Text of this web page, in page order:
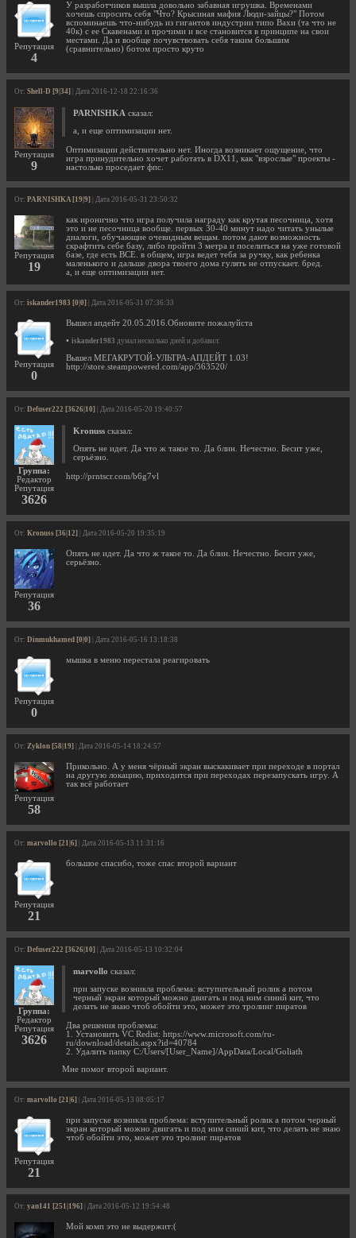
Репутация
4
У разработчиков вышла довольно забавная игрушка. Временами
хочешь спросить себя "Что? Крысиная мафия Люди-зайцы?" Потом
вспоминаешь что-нибудь из гигантов индустрии типо Вахи (та что не
40к) с ее Скавенами и прочими и все становится в принципе на свои
местами. Да и вообще почувствовать себя таким большим
(сравнительно) ботом просто круто
От: Shell-D [9|34] | Дата 2016-12-18 22:16:36
Репутация
9
PARNISHKA сказал:
а, и еще оптимизации нет.
Оптимизации действительно нет. Иногда возникает ощущение, что
игра принудительно хочет работать в DX11, как "взрослые" проекты -
настолько проседает фпс.
От: PARNISHKA [19|9] | Дата 2016-05-31 23:50:32
Репутация
19
как иронично что игра получила награду как крутая песочница, хотя
это и не песочница вообще. первых 30-40 минут надо читать унылые
диалоги, обучающие очевидным вещам. потом дают возможность
скрафтить себе базу, либо пройти 3 метра и поселиться на уже готовой
базе, где есть ВСЕ. в общем, игра ведет тебя за ручку, как ребенка
маленького и дальше двора твоего дома гулять не отпускает. бред.
а, и еще оптимизации нет.
От: iskander1983 [0|0] | Дата 2016-05-31 07:36:33
Репутация
0
Вышел апдейт 20.05.2016.Обновите пожалуйста
• iskander1983 думал несколько дней и добавил:
Вышел МЕГАКРУТОЙ-УЛЬТРА-АПДЕЙТ 1.03!
http://store.steampowered.com/app/363520/
От: Defuser222 [3626|10] | Дата 2016-05-20 19:40:57
Группа:
Редактор
Репутация
3626
Kronuss сказал:
Опять не идет. Да что ж такое то. Да блин. Нечестно. Бесит уже,
серьёзно.
http://prntscr.com/b6g7vl
От: Kronuss [36|12] | Дата 2016-05-20 19:35:19
Репутация
36
Опять не идет. Да что ж такое то. Да блин. Нечестно. Бесит уже,
серьёзно.
От: Dinmukhamed [0|0] | Дата 2016-05-16 13:18:38
Репутация
0
мышка в меню перестала реагировать
От: Zyklon [58|19] | Дата 2016-05-14 18:24:57
Репутация
58
Прикольно. А у меня чёрный экран выскакивает при переходе в портал
на другую локацию, приходится при переходах перезапускать игру. А
так всё работает
От: marvollo [21|6] | Дата 2016-05-13 11:31:16
Репутация
21
большое спасибо, тоже спас второй вариант
От: Defuser222 [3626|10] | Дата 2016-05-13 10:32:04
Группа:
Редактор
Репутация
3626
marvollo сказал:
при запуске возникла проблема: вступительный ролик а потом
черный экран который можно двигать и под ним синий кит, что
делать не знаю чтоб обойти это, может это тролинг пиратов
Два решения проблемы:
1. Установить VC Redist: https://www.microsoft.com/ru-
ru/download/details.aspx?id=40784
2. Удалить папку C:/Users/[User_Name]/AppData/Local/Goliath
Мне помог второй вариант.
От: marvollo [21|6] | Дата 2016-05-13 08:05:17
Репутация
21
при запуске возникла проблема: вступительный ролик а потом черный
экран который можно двигать и под ним синий кит, что делать не знаю
чтоб обойти это, может это тролинг пиратов
От: yan141 [251|196] | Дата 2016-05-12 19:54:48
Мой комп это не выдержит:(